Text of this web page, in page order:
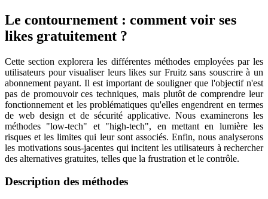
Le contournement : comment voir ses
likes gratuitement ?
Cette section explorera les différentes méthodes employées par les
utilisateurs pour visualiser leurs likes sur Fruitz sans souscrire à un
abonnement payant. Il est important de souligner que l'objectif n'est
pas de promouvoir ces techniques, mais plutôt de comprendre leur
fonctionnement et les problématiques qu'elles engendrent en termes
de web design et de sécurité applicative. Nous examinerons les
méthodes "low-tech" et "high-tech", en mettant en lumière les
risques et les limites qui leur sont associés. Enfin, nous analyserons
les motivations sous-jacentes qui incitent les utilisateurs à rechercher
des alternatives gratuites, telles que la frustration et le contrôle.
Description des méthodes